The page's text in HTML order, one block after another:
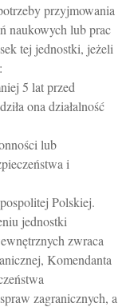
przyjmowania
naukowych lub prac
tej jednostki, jeżeli
5 lat przed
ona działalność
lub
i
Polskiej.
jednostki
zwraca
Komendanta
zagranicznych, a